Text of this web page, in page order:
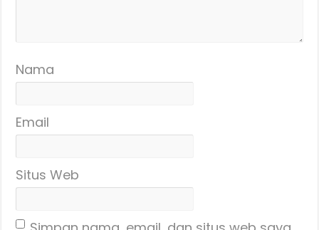
Nama
Email
Situs Web